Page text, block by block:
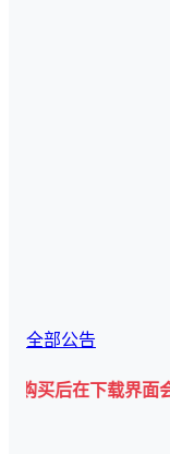
全部公告
载界面会有微信售